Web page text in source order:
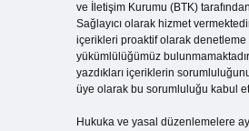
ve İletişim Kurumu (BTK)
Sağlayıcı olarak hizmet
içerikleri proaktif olarak denetleme
yükümlülüğümüz
yazdıkları içeriklerin
üye olarak bu sorumluluğu kabul
Hukuka ve yasal düzenlemelere